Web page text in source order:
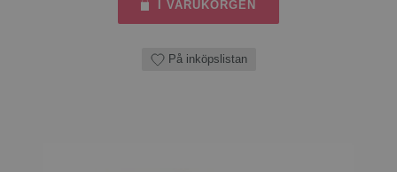
I VARUKORGEN
På inköpslistan